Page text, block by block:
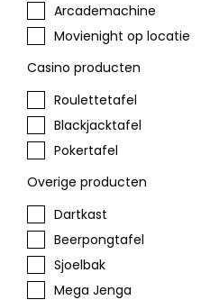
Arcademachine
Movienight op locatie
Casino producten
Roulettetafel
Blackjacktafel
Pokertafel
Overige producten
Dartkast
Beerpongtafel
Sjoelbak
Mega Jenga